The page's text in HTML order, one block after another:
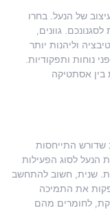
של הנעל. בחרו
גוונים,
וליהנות יותר
נוחות ותפקודיות.
בין אסתטיקה
שדורש התייחסות
הנעל לסוג הפעילות
שנית, חשוב להתחשב
את התמיכה
לחומרים מהם